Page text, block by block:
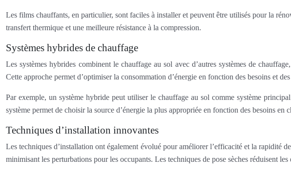
Les films chauffants, en particulier, sont faciles à installer et peuvent être utilisés pour la
transfert thermique et une meilleure résistance à la compression.
Systèmes hybrides de chauffage
Les systèmes hybrides combinent le chauffage au sol avec d’autres systèmes de
Cette approche permet d’optimiser la consommation d’énergie en fonction des besoins et
Par exemple, un système hybride peut utiliser le chauffage au sol comme système
système permet de choisir la source d’énergie la plus appropriée en fonction des besoins
Techniques d’installation innovantes
Les techniques d’installation ont également évolué pour améliorer l’efficacité et la rapidité
minimisant les perturbations pour les occupants. Les techniques de pose sèches réduisent